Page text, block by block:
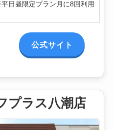
日昼限定プラン月に8回利用
公式サイト
プラス八潮店